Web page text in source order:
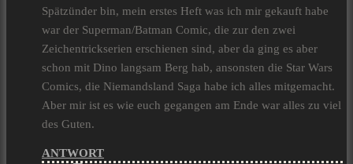
Spätzünder bin, mein erstes Heft was ich mir gekauft habe
war der Superman/Batman Comic, die zur den zwei
Zeichentrickserien erschienen sind, aber da ging es aber
schon mit Dino langsam Berg hab, ansonsten die Star Wars
Comics, die Niemandsland Saga habe ich alles mitgemacht.
Aber mir ist es wie euch gegangen am Ende war alles zu viel
des Guten.
ANTWORT